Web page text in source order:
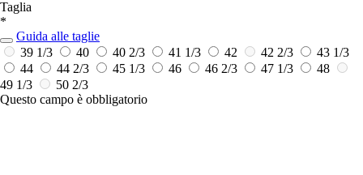
Taglia
*
Guida alle taglie
39 1/3
40 40 2/3 41 1/3 42 42 2/3
43 1/3
44
44 2/3 45 1/3 46 46 2/3 47 1/3
48
49 1/3
50 2/3
Questo campo è obbligatorio